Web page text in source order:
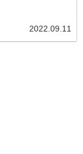
2022.09.11